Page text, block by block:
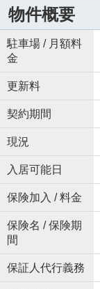
物件概要
駐車場 / 月額料
金
更新料
契約期間
現況
入居可能日
保険加入 / 料金
保険名 / 保険期
間
保証人代行義務